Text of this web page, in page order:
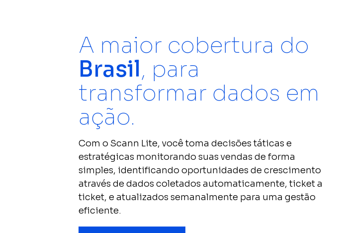
mercado.
Scann&OP
Impulsione suas vendas e
rentabilidade com uma melhor gestão
de estoques.
de
A maior cobertura do
Brasil, para
transformar dados em
ação.
Com o Scann Lite, você toma decisões táticas e
estratégicas monitorando suas vendas de forma
simples, identificando oportunidades de crescimento
através de dados coletados automaticamente, ticket a
ticket, e atualizados semanalmente para uma gestão
eficiente.